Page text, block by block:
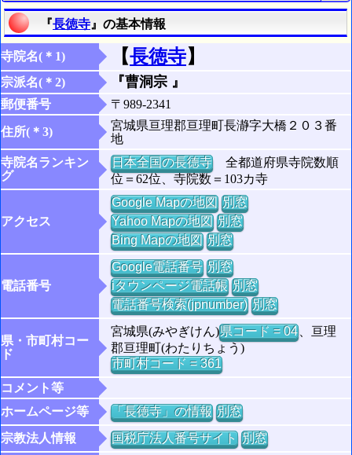
『長徳寺 』の基本情報
寺院名(＊1) 【長徳寺】
宗派名(＊2) 『曹洞宗 』
郵便番号 〒989-2341
住所(＊3)
宮城県亘理郡亘理町長瀞字大橋２０３番
地
寺院名ランキン
グ
日本全国の長徳寺全都道府県寺院数順
位＝62位、寺院数＝103カ寺
アクセス
Google Mapの地図 別窓
Yahoo Mapの地図 別窓
Bing Mapの地図 別窓
電話番号
Google電話番号 別窓
iタウンページ電話帳 別窓
電話番号検索(jpnumber) 別窓
県・市町村コー
ド
宮城県(みやぎけん)県コード = 04、亘理
郡亘理町(わたりちょう)
市町村コード = 361
コメント等
ホームページ等
「長徳寺」の情報 別窓
宗教法人情報
国税庁法人番号サイト 別窓